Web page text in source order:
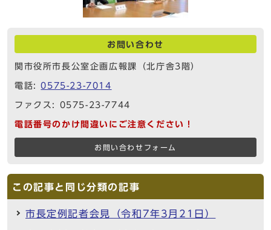
お問い合わせ
関市役所市長公室企画広報課（北庁舎3階）
電話:0575-23-7014
ファクス: 0575-23-7744
電話番号のかけ間違いにご注意ください！
お問い合わせフォーム
この記事と同じ分類の記事
市長定例記者会見（令和7年3月21日）